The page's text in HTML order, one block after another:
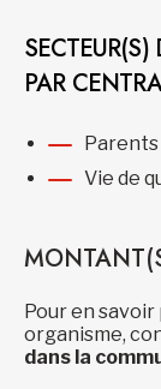
PAR
Vie de
Pour en
organisme,
dans la